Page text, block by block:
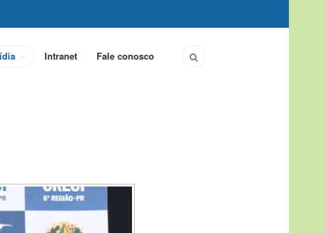
Intranet Fale conosco